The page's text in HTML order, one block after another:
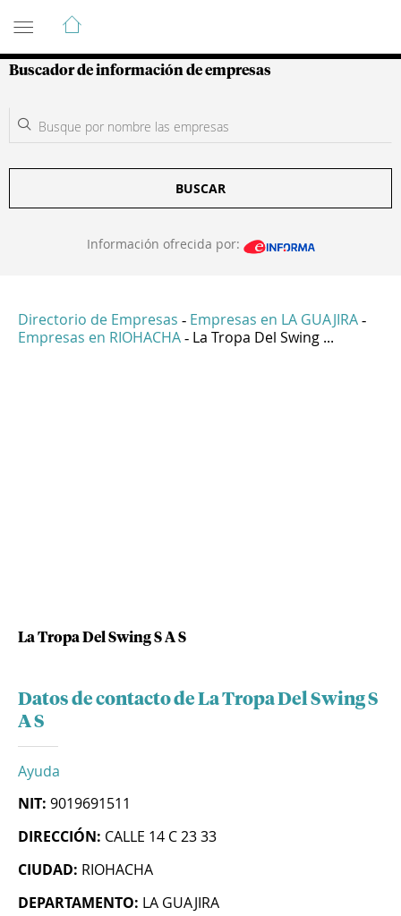
Guía de Empresas Colombianas
Buscador de información de empresas
BUSCAR
Información ofrecida por:
Directorio de Empresas - Empresas en LA GUAJIRA -
Empresas en RIOHACHA - La Tropa Del Swing ...
La Tropa Del Swing S A S
Datos de contacto de La Tropa Del Swing S
A S
Ayuda
NIT: 9019691511
DIRECCIÓN: CALLE 14 C 23 33
CIUDAD: RIOHACHA
DEPARTAMENTO: LA GUAJIRA